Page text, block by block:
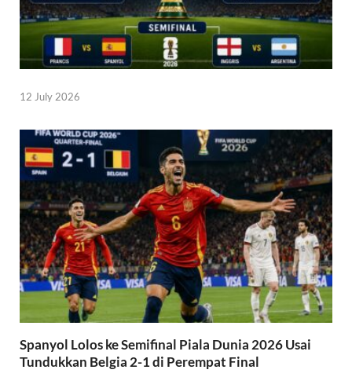
12 July 2026
Spanyol Lolos ke Semifinal Piala Dunia 2026 Usai
Tundukkan Belgia 2-1 di Perempat Final